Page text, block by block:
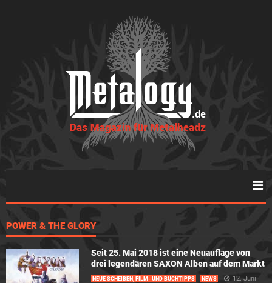
POWER & THE GLORY
Seit 25. Mai 2018 ist eine Neuauflage von
drei legendären SAXON Alben auf dem Markt
NEUE SCHEIBEN, FILM- UND BUCHTIPPS NEWS
12. Juni